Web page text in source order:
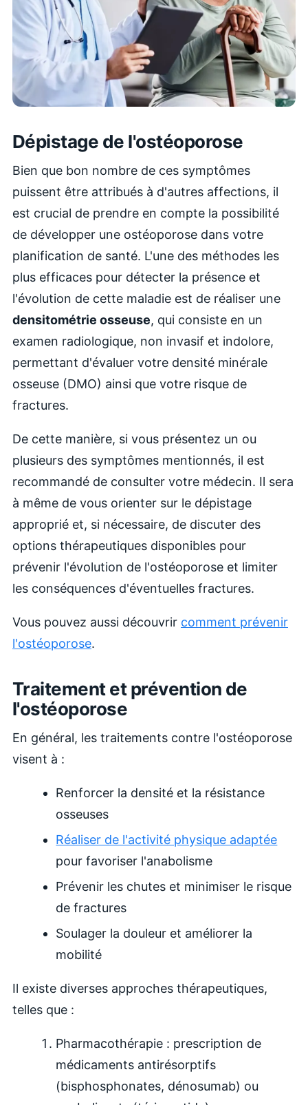
Dépistage de l'ostéoporose
Bien que bon nombre de ces symptômes
puissent être attribués à d'autres affections, il
est crucial de prendre en compte la possibilité
de développer une ostéoporose dans votre
planification de santé. L'une des méthodes les
plus efficaces pour détecter la présence et
l'évolution de cette maladie est de réaliser une
densitométrie osseuse, qui consiste en un
examen radiologique, non invasif et indolore,
permettant d'évaluer votre densité minérale
osseuse (DMO) ainsi que votre risque de
fractures.
De cette manière, si vous présentez un ou
plusieurs des symptômes mentionnés, il est
recommandé de consulter votre médecin. Il sera
à même de vous orienter sur le dépistage
approprié et, si nécessaire, de discuter des
options thérapeutiques disponibles pour
prévenir l'évolution de l'ostéoporose et limiter
les conséquences d'éventuelles fractures.
Vous pouvez aussi découvrir comment prévenir
l'ostéoporose.
Traitement et prévention de
l'ostéoporose
En général, les traitements contre l'ostéoporose
visent à :
Renforcer la densité et la résistance
osseuses
Réaliser de l'activité physique adaptée
pour favoriser l'anabolisme
Prévenir les chutes et minimiser le risque
de fractures
Soulager la douleur et améliorer la
mobilité
Il existe diverses approches thérapeutiques,
telles que :
Pharmacothérapie : prescription de
médicaments antirésorptifs
(bisphosphonates, dénosumab) ou